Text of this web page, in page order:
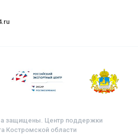
защищены. Центр поддержки
Костромской области